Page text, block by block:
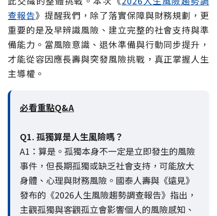
查報告》提醒我們，除了落實保障與財務規劃，更
重要的是及早辨識風險、建立完整的社會支持與準
備能力。當風險意識、退休準備與行動同步提升，
才能從容因應長壽與突發風險挑戰，真正掌握人生
主導權。
必看重點Q&A
Q1. 孤獨算是人生風險嗎？
A1：算是。孤獨本身不一定是立即發生的風險
事件，但長期孤獨或缺乏社會支持，可能放大
身體、心理與財務風險。國泰人壽與《遠見》
發布的《2026人生風險趨勢調查報告》指出，
主觀孤獨與客觀孤立會影響個人的風險感知、